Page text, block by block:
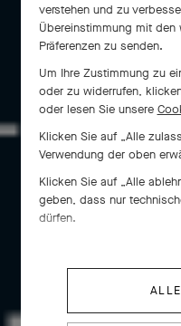
Seit 1941
Raffinesse von
Ballettbegeisterung
Grundstein für eine
Maison: die
verstehen und zu
Übereinstimmung mit
Präferenzen zu senden.
Um Ihre Zustimmung zu
oder zu widerrufen,
oder lesen Sie unsere
Klicken Sie auf „Alle
Verwendung der oben
Klicken Sie auf „Alle
geben, dass nur
dürfen.